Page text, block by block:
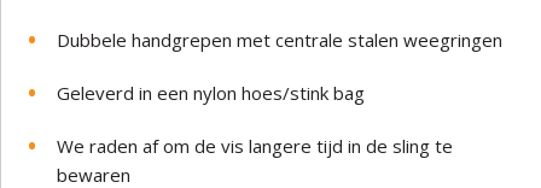
Dubbele handgrepen met centrale stalen weegringen
Geleverd in een nylon hoes/stink bag
We raden af om de vis langere tijd in de sling te
bewaren